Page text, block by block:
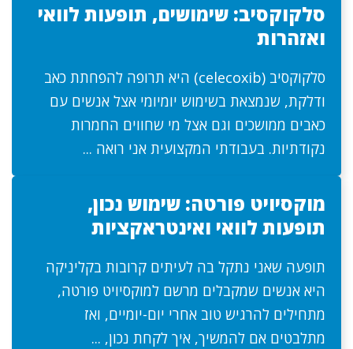
סלקוקסיב: שימושים, תופעות לוואי
ואזהרות
סלקוקסיב (celecoxib) היא תרופה להפחתת כאב
ודלקת, שנמצאת בשימוש יומיומי אצל אנשים עם
כאבים ממושכים וגם אצל מי שחווים החמרות
נקודתיות. בעבודתי המקצועית אני רואה ...
מוקסיויט פורטה: שימוש נכון,
תופעות לוואי ואינטראקציות
תופעה שאני נתקל בה לעיתים קרובות בקליניקה
היא אנשים שמקבלים מרשם למוקסיויט פורטה,
מתחילים להרגיש טוב אחרי יום-יומיים, ואז
מתלבטים אם להמשיך, איך לקחת נכון, ...